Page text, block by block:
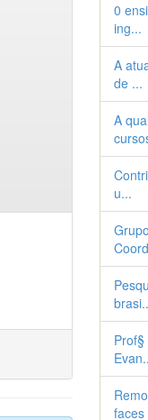
0
ing...
A
de ...
A
u...
faces